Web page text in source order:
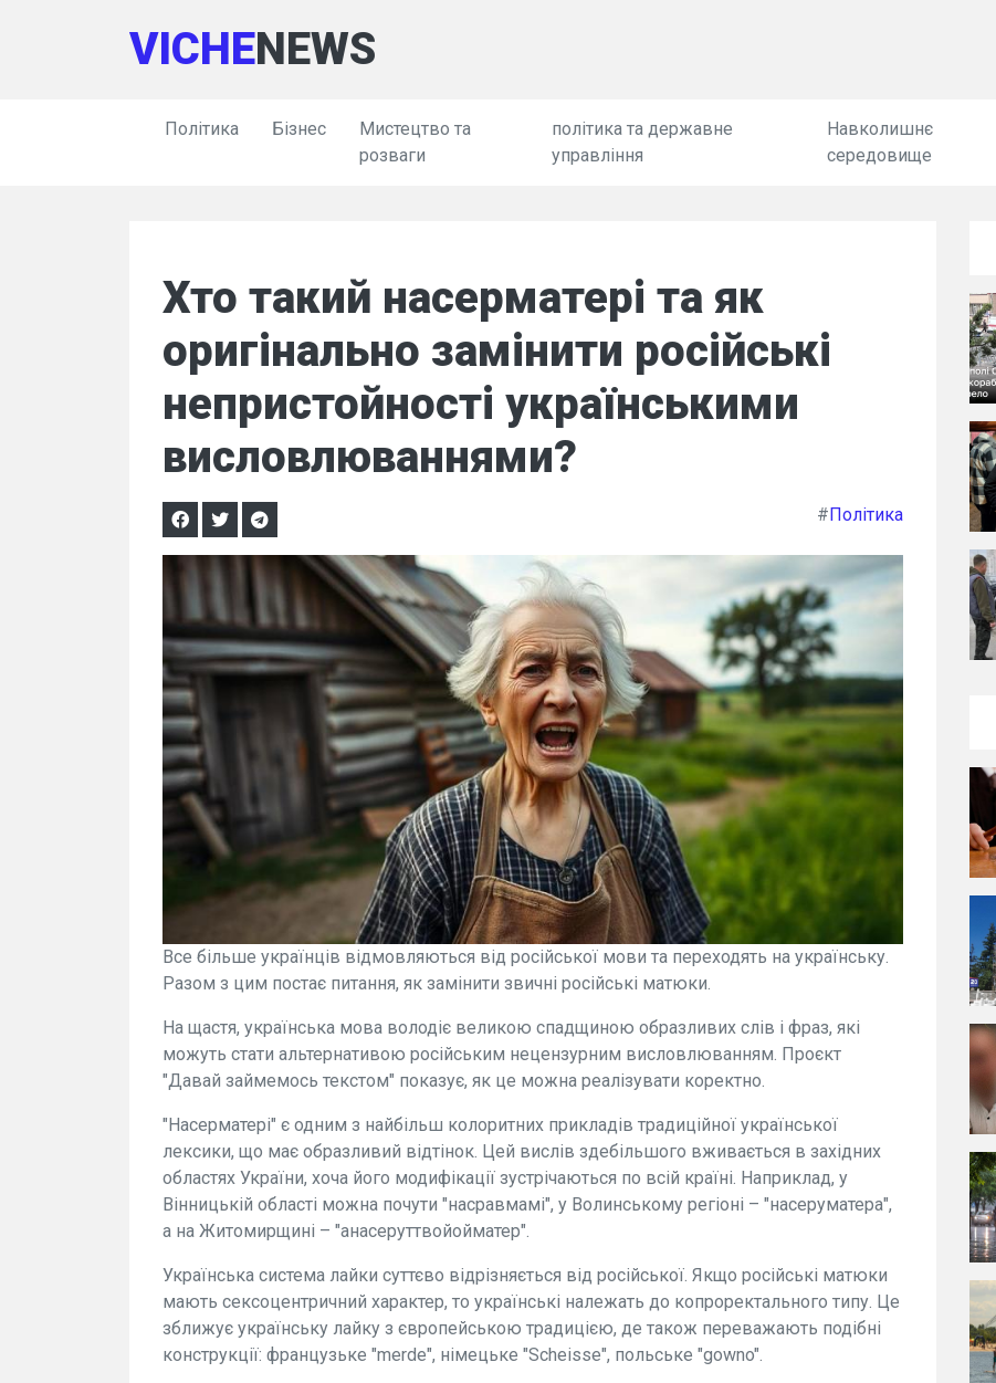
VICHENEWS
Політика Бізнес
Мистецтво та
розваги
політика та державне
управління
Навколишнє
середовище
Хто такий насерматері та як
оригінально замінити російські
непристойності українськими
висловлюваннями?
#Політика
Все більше українців відмовляються від російської мови та переходять на українську.
Разом з цим постає питання, як замінити звичні російські матюки.
На щастя, українська мова володіє великою спадщиною образливих слів і фраз, які
можуть стати альтернативою російським нецензурним висловлюванням. Проєкт
"Давай займемось текстом" показує, як це можна реалізувати коректно.
"Насерматері" є одним з найбільш колоритних прикладів традиційної української
лексики, що має образливий відтінок. Цей вислів здебільшого вживається в західних
областях України, хоча його модифікації зустрічаються по всій країні. Наприклад, у
Вінницькій області можна почути "насравмамі", у Волинському регіоні – "насеруматера",
а на Житомирщині – "анасеруттвойойматер".
Українська система лайки суттєво відрізняється від російської. Якщо російські матюки
мають сексоцентричний характер, то українські належать до копроректального типу. Це
зближує українську лайку з європейською традицією, де також переважають подібні
конструкції: французьке "merde", німецьке "Scheisse", польське "gowno".